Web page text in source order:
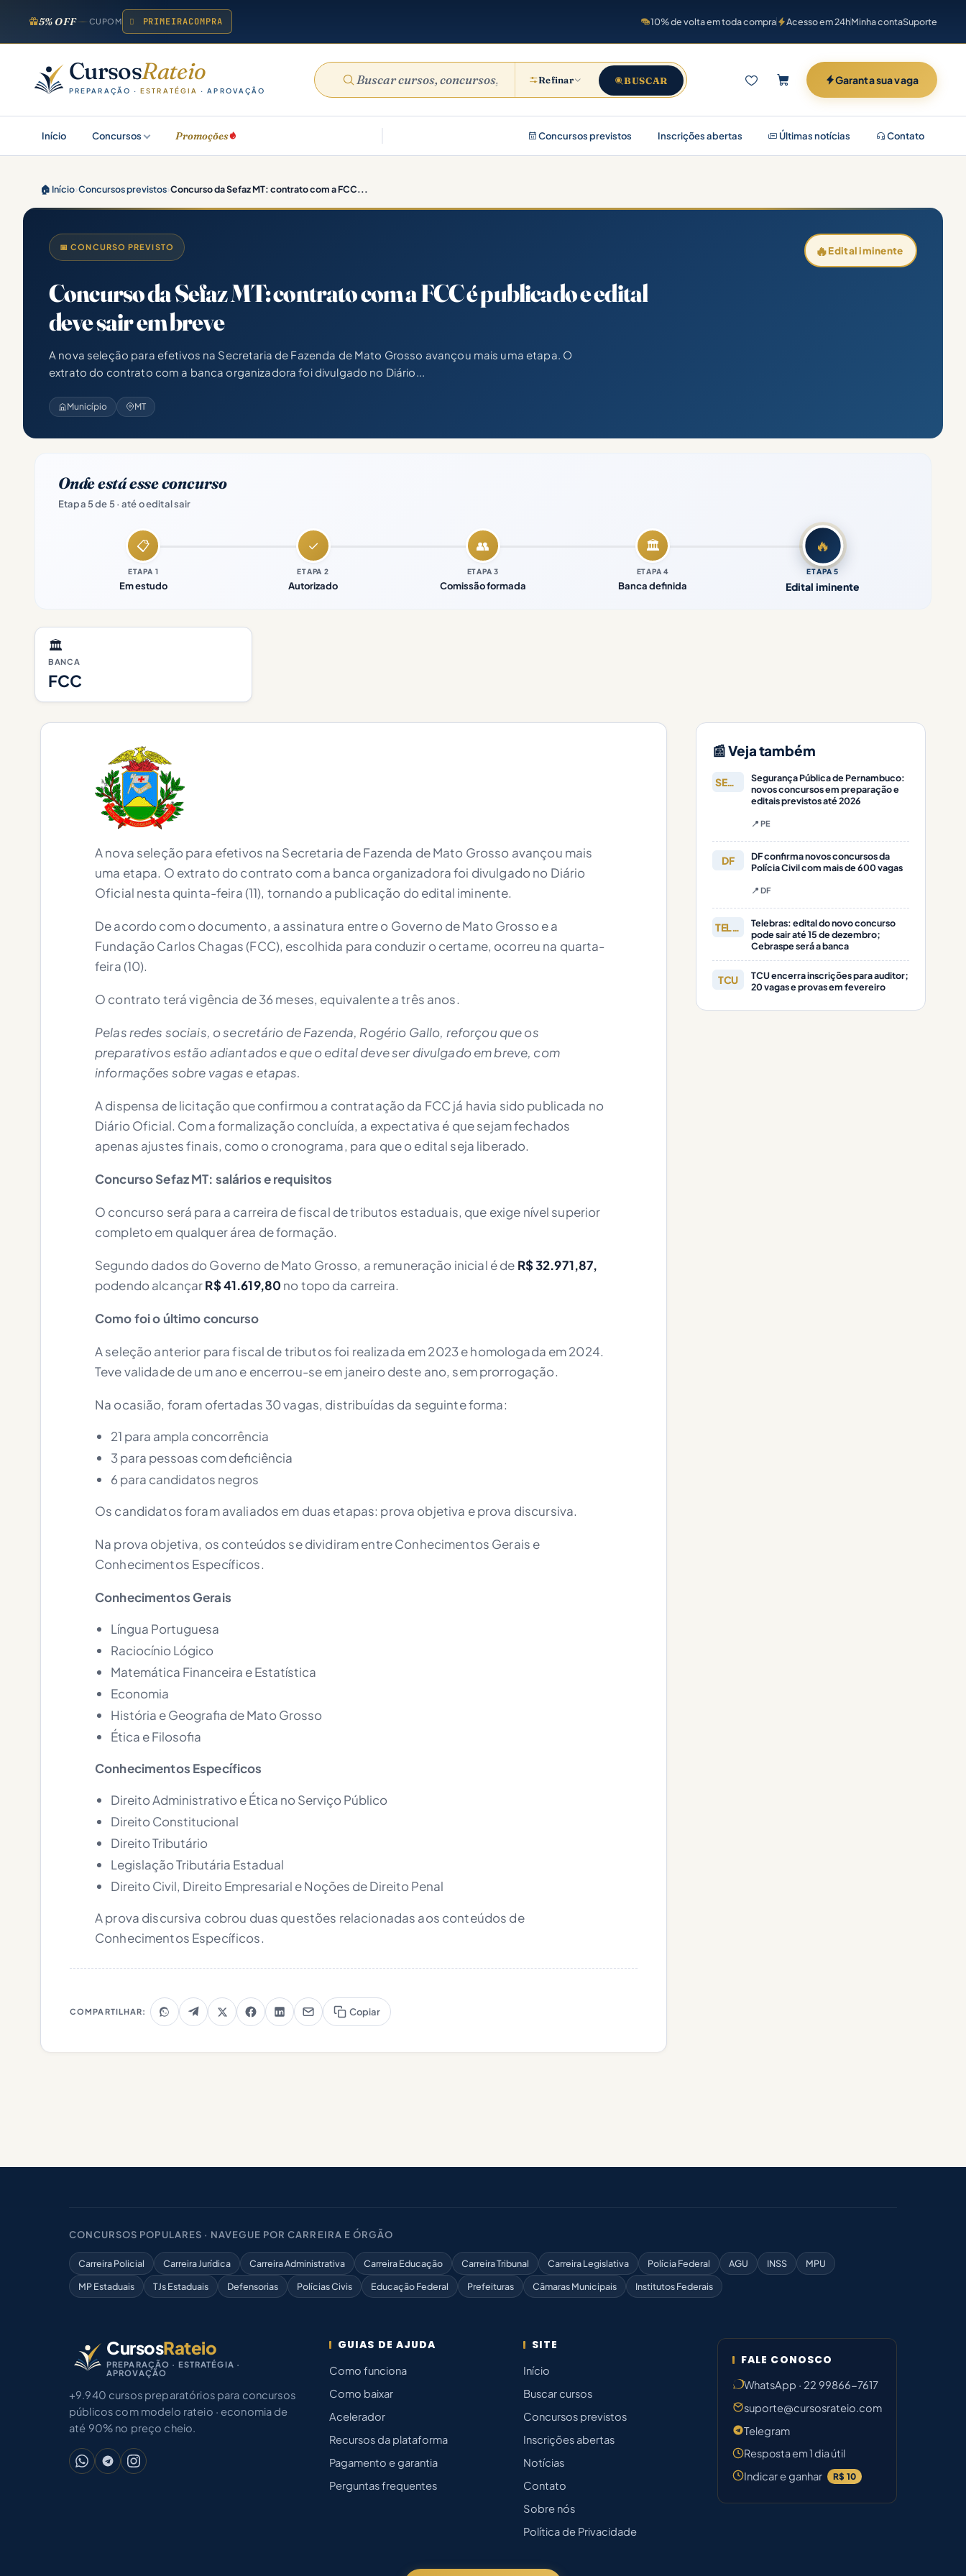
5% OFF CUPOM PRIMEIRACOMPRA 10% de volta em toda compra Acesso em 24hMinha contaSuporte
CursosRateio
PREPARAÇÃO ·ESTRATÉGIA · APROVAÇÃO
Refinar BUSCAR Garanta sua vaga
Início Concursos Promoções Concursos previstos Inscrições abertas Últimas notícias Contato
🏠 Início›Concursos previstos›Concurso da Sefaz MT: contrato com a FCC...
📅 CONCURSO PREVISTO 🔥Edital iminente
Concurso da Sefaz MT: contrato com a FCC é publicado e edital
deve sair em breve
A nova seleção para efetivos na Secretaria de Fazenda de Mato Grosso avançou mais uma etapa. O
extrato do contrato com a banca organizadora foi divulgado no Diário...
Município MT
Onde está esse concurso
Etapa 5 de 5 · até o edital sair
📋
ETAPA 1
Em estudo
✓
ETAPA 2
Autorizado
👥
ETAPA 3
Comissão formada
🏛️
ETAPA 4
Banca definida
🔥
ETAPA 5
Edital iminente
🏛️
BANCA
FCC
A nova seleção para efetivos na Secretaria de Fazenda de Mato Grosso avançou mais
uma etapa. O extrato do contrato com a banca organizadora foi divulgado no Diário
Oficial nesta quinta-feira (11), tornando a publicação do edital iminente.
De acordo com o documento, a assinatura entre o Governo de Mato Grosso e a
Fundação Carlos Chagas (FCC), escolhida para conduzir o certame, ocorreu na quarta-
feira (10).
O contrato terá vigência de 36 meses, equivalente a três anos.
Pelas redes sociais, o secretário de Fazenda, Rogério Gallo, reforçou que os
preparativos estão adiantados e que o edital deve ser divulgado em breve, com
informações sobre vagas e etapas.
A dispensa de licitação que confirmou a contratação da FCC já havia sido publicada no
Diário Oficial. Com a formalização concluída, a expectativa é que sejam fechados
apenas ajustes finais, como o cronograma, para que o edital seja liberado.
Concurso Sefaz MT: salários e requisitos
O concurso será para a carreira de fiscal de tributos estaduais, que exige nível superior
completo em qualquer área de formação.
Segundo dados do Governo de Mato Grosso, a remuneração inicial é de R$ 32.971,87,
podendo alcançarR$ 41.619,80 no topo da carreira.
Como foi o último concurso
A seleção anterior para fiscal de tributos foi realizada em 2023 e homologada em 2024.
Teve validade de um ano e encerrou-se em janeiro deste ano, sem prorrogação.
Na ocasião, foram ofertadas 30 vagas, distribuídas da seguinte forma:
21 para ampla concorrência
3 para pessoas com deficiência
6 para candidatos negros
Os candidatos foram avaliados em duas etapas: prova objetiva e prova discursiva.
Na prova objetiva, os conteúdos se dividiram entre Conhecimentos Gerais e
Conhecimentos Específicos.
Conhecimentos Gerais
Língua Portuguesa
Raciocínio Lógico
Matemática Financeira e Estatística
Economia
História e Geografia de Mato Grosso
Ética e Filosofia
Conhecimentos Específicos
Direito Administrativo e Ética no Serviço Público
Direito Constitucional
Direito Tributário
Legislação Tributária Estadual
Direito Civil, Direito Empresarial e Noções de Direito Penal
A prova discursiva cobrou duas questões relacionadas aos conteúdos de
Conhecimentos Específicos.
COMPARTILHAR: Copiar
📰 Veja também
SEGURANÇA
Segurança Pública de Pernambuco:
novos concursos em preparação e
editais previstos até 2026
📍 PE
DF
DF confirma novos concursos da
Polícia Civil com mais de 600 vagas
📍 DF
TELEBRAS
Telebras: edital do novo concurso
pode sair até 15 de dezembro;
Cebraspe será a banca
TCU
TCU encerra inscrições para auditor;
20 vagas e provas em fevereiro
CONCURSOS POPULARES · NAVEGUE POR CARREIRA E ÓRGÃO
Carreira Policial Carreira Jurídica Carreira Administrativa Carreira Educação Carreira Tribunal Carreira Legislativa Polícia Federal AGU INSS
MPU
MP Estaduais
TJs Estaduais Defensorias Polícias Civis Educação Federal Prefeituras Câmaras Municipais Institutos Federais
CursosRateio
PREPARAÇÃO · ESTRATÉGIA ·
APROVAÇÃO
+9.940 cursos preparatórios para concursos
públicos com modelo rateio · economia de
até 90% no preço cheio.
GUIAS DE AJUDA
Como funciona
Como baixar
Acelerador
Recursos da plataforma
Pagamento e garantia
Perguntas frequentes
SITE
Início
Buscar cursos
Concursos previstos
Inscrições abertas
Notícias
Contato
Sobre nós
Política de Privacidade
FALE CONOSCO
WhatsApp · 22 99866-7617
suporte@cursosrateio.com
Telegram
Resposta em 1 dia útil
Indicar e ganhar
R$ 10